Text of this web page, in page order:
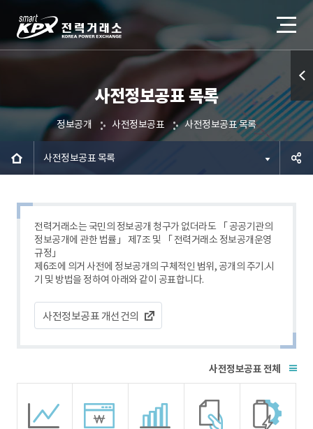
사전정보공표 목록
정보공개 사전정보공표 사전정보공표 목록
사전정보공표 목록
전력거래소는 국민의 정보공개 청구가 없더라도 「 공공기관의
정보공개에 관한 법률」 제7조 및 「 전력거래소 정보공개운영
규정」
제6조에 의거 사전에 정보공개의 구체적인 범위, 공개의 주기.시
기 및 방법을 정하여 아래와 같이 공표합니다.
사전정보공표 개선건의
전체
퀵메
뉴 열
기